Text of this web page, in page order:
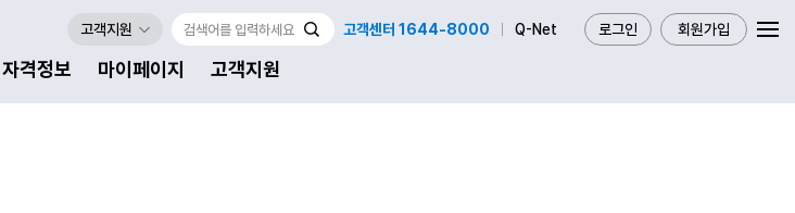
자격정보 마이페이지 고객지원
로그인 회원가입
고객센터 1644-8000 Q-Net
고객지원